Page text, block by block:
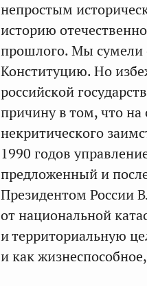
непростым
историю
прошлого. Мы сумели
Конституцию. Но
российской
причину в том, что на
некритического
1990 годов
предложенный и
Президентом России
от национальной
и территориальную
и как